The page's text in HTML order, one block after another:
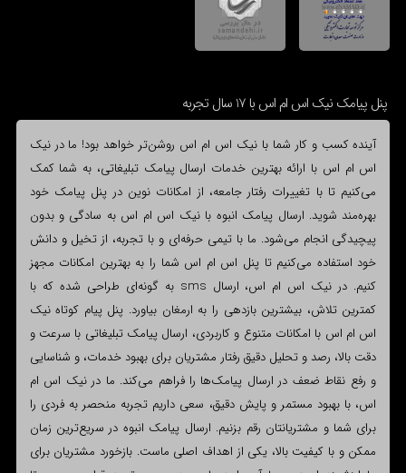
پنل پیامک نیک اس ام اس با 17 سال تجربه
آینده کسب و کار شما با نیک اس ام اس روشن‌تر خواهد بود! ما در نیک
اس ام اس با ارائه بهترین خدمات ارسال پیامک تبلیغاتی، به شما کمک
می‌کنیم تا با تغییرات رفتار جامعه، از امکانات نوین در پنل پیامک خود
بهره‌مند شوید. ارسال پیامک انبوه با نیک اس ام اس به سادگی و بدون
پیچیدگی انجام می‌شود. ما با تیمی حرفه‌ای و با تجربه، از تخیل و دانش
خود استفاده می‌کنیم تا پنل اس ام اس شما را به بهترین امکانات مجهز
کنیم. در نیک اس ام اس، ارسال sms به گونه‌ای طراحی شده که با
کمترین تلاش، بیشترین بازدهی را به ارمغان بیاورد. پنل پیام کوتاه نیک
اس ام اس با امکانات متنوع و کاربردی، ارسال پیامک تبلیغاتی با سرعت و
دقت بالا، رصد و تحلیل دقیق رفتار مشتریان برای بهبود خدمات، و شناسایی
و رفع نقاط ضعف در ارسال پیامک‌ها را فراهم می‌کند. ما در نیک اس ام
اس، با بهبود مستمر و پایش دقیق، سعی داریم تجربه منحصر به فردی را
برای شما و مشتریانتان رقم بزنیم. ارسال پیامک انبوه در سریع‌ترین زمان
ممکن و با کیفیت بالا، یکی از اهداف اصلی ماست. بازخورد مشتریان برای